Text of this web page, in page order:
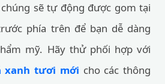
sẽ tự động được gom tại
phía trên để bạn dễ dàng
mỹ. Hãy thử phối hợp với
xanh tươi mới cho các thông